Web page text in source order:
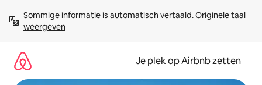
direct
naar
Sommige informatie is automatisch vertaald. Originele taal
weergeven
Je plek op Airbnb zetten